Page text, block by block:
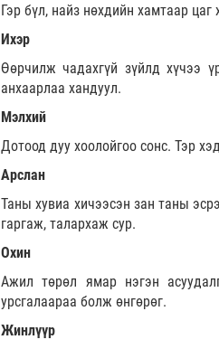
Гэр бүл, найз нөхдийн хамтаар
Ихэр
Өөрчилж чадахгүй зүйлд хүчээ
анхаарлаа хандуул.
Мэлхий
Дотоод дуу хоолойгоо сонс. Тэр
Арслан
Таны хувиа хичээсэн зан таны
гаргаж, талархаж сур.
Охин
Ажил төрөл ямар нэгэн
урсгалаараа болж өнгөрөг.
Жинлүүр